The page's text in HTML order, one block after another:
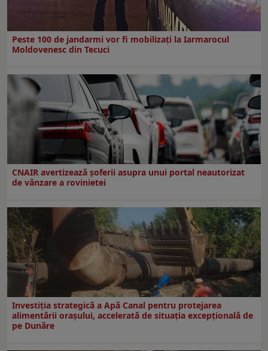
Peste 100 de jandarmi vor fi mobilizați la Iarmarocul
Moldovenesc din Tecuci
CNAIR avertizează șoferii asupra unui portal neautorizat
de vânzare a rovinietei
Investiția strategică a Apă Canal pentru protejarea
alimentării orașului, accelerată de situația excepțională de
pe Dunăre